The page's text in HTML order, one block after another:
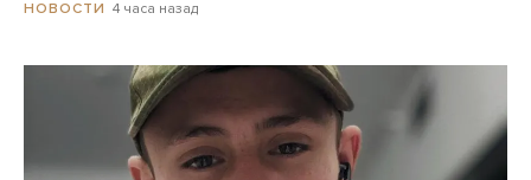
НОВОСТИ 4 часа назад